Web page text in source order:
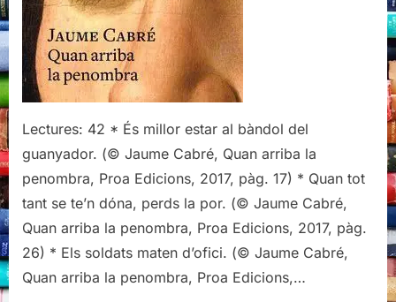
Quan
arriba
la
penombra,
Jaume
Lectures: 42 * És millor estar al bàndol del
guanyador. (© Jaume Cabré, Quan arriba la
penombra, Proa Edicions, 2017, pàg. 17) * Quan tot
tant se te’n dóna, perds la por. (© Jaume Cabré,
Quan arriba la penombra, Proa Edicions, 2017, pàg.
26) * Els soldats maten d’ofici. (© Jaume Cabré,
Quan arriba la penombra, Proa Edicions,…